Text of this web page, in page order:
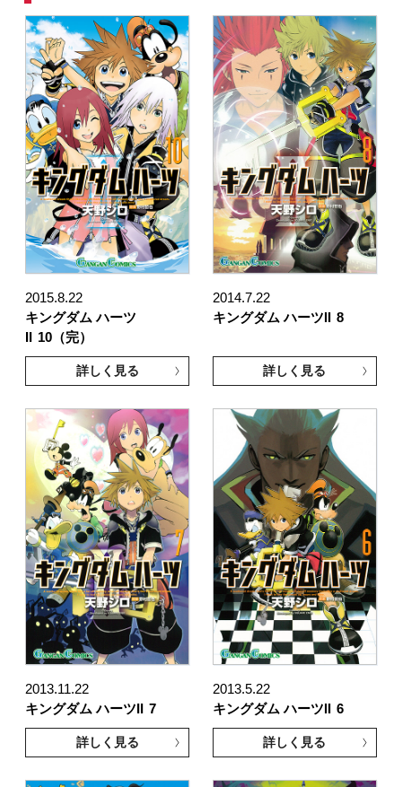
2015.8.22
キングダム ハーツ
10（完）
詳しく見る
2014.7.22
キングダム ハーツII
8
詳しく見る
2013.11.22
キングダム ハーツII
7
詳しく見る
2013.5.22
キングダム ハーツII
6
詳しく見る